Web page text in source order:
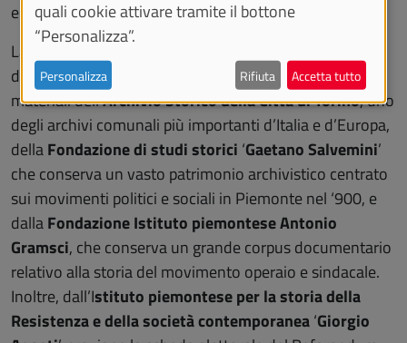
emblematiche del referendum del 1946.
La partecipazione femminile e il clima sociale dell’Italia
del dopoguerra sono inoltre raccontate attraverso i
materiali dell’Archivio Storico della Città di Torino, uno
degli archivi comunali più importanti d’Italia e d’Europa,
dellaFondazione di studi storici ‘Gaetano Salvemini’
che conserva un vasto patrimonio archivistico centrato
sui movimenti politici e sociali in Piemonte nel ‘900, e
dallaFondazione Istituto piemontese Antonio
Gramsci, che conserva un grande corpus documentario
relativo alla storia del movimento operaio e sindacale.
Inoltre, dall’Istituto piemontese per la storia della
Resistenza e della società contemporanea‘Giorgio
quali cookie attivare tramite il bottone
“Personalizza”.
Personalizza Rifiuta Accetta tutto